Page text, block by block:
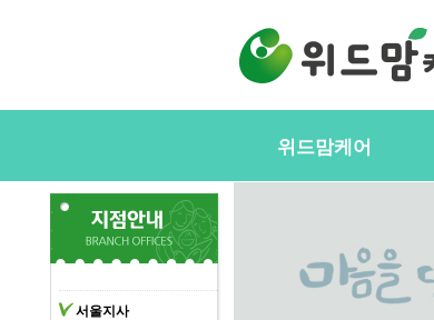
위드맘케어
지사모집
서울지사